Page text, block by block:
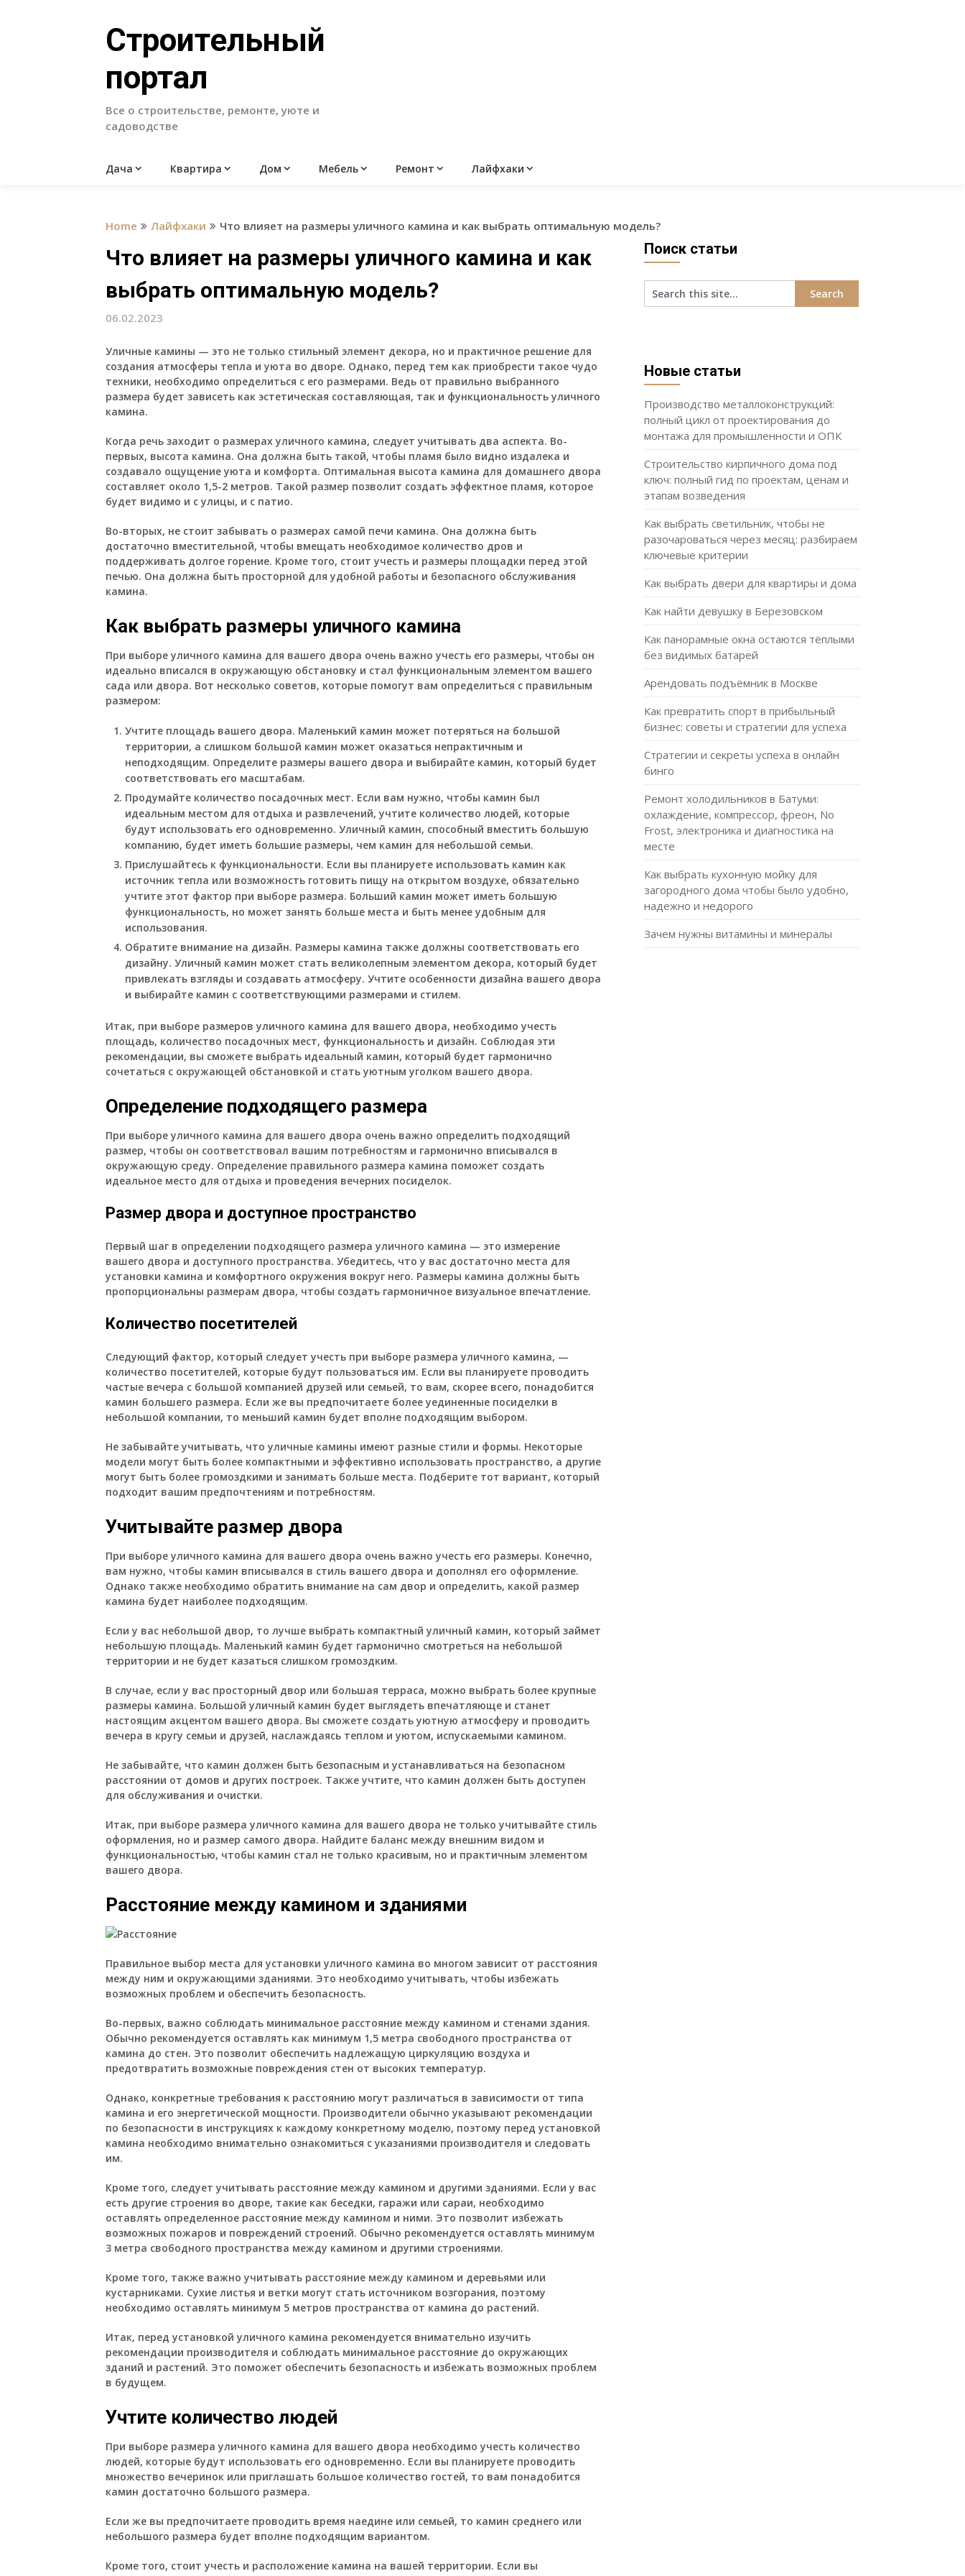
Строительный
портал
Все о строительстве, ремонте, уюте и
садоводстве
Дача Квартира Дом Мебель Ремонт Лайфхаки
Home Лайфхаки Что влияет на размеры уличного камина и как выбрать оптимальную модель?
Что влияет на размеры уличного камина и как
выбрать оптимальную модель?
06.02.2023
Уличные камины — это не только стильный элемент декора, но и практичное решение для
создания атмосферы тепла и уюта во дворе. Однако, перед тем как приобрести такое чудо
техники, необходимо определиться с его размерами. Ведь от правильно выбранного
размера будет зависеть как эстетическая составляющая, так и функциональность уличного
камина.
Когда речь заходит о размерах уличного камина, следует учитывать два аспекта. Во-
первых, высота камина. Она должна быть такой, чтобы пламя было видно издалека и
создавало ощущение уюта и комфорта. Оптимальная высота камина для домашнего двора
составляет около 1,5-2 метров. Такой размер позволит создать эффектное пламя, которое
будет видимо и с улицы, и с патио.
Во-вторых, не стоит забывать о размерах самой печи камина. Она должна быть
достаточно вместительной, чтобы вмещать необходимое количество дров и
поддерживать долгое горение. Кроме того, стоит учесть и размеры площадки перед этой
печью. Она должна быть просторной для удобной работы и безопасного обслуживания
камина.
Как выбрать размеры уличного камина
При выборе уличного камина для вашего двора очень важно учесть его размеры, чтобы он
идеально вписался в окружающую обстановку и стал функциональным элементом вашего
сада или двора. Вот несколько советов, которые помогут вам определиться с правильным
размером:
Учтите площадь вашего двора. Маленький камин может потеряться на большой
территории, а слишком большой камин может оказаться непрактичным и
неподходящим. Определите размеры вашего двора и выбирайте камин, который будет
соответствовать его масштабам.
Продумайте количество посадочных мест. Если вам нужно, чтобы камин был
идеальным местом для отдыха и развлечений, учтите количество людей, которые
будут использовать его одновременно. Уличный камин, способный вместить большую
компанию, будет иметь большие размеры, чем камин для небольшой семьи.
Прислушайтесь к функциональности. Если вы планируете использовать камин как
источник тепла или возможность готовить пищу на открытом воздухе, обязательно
учтите этот фактор при выборе размера. Больший камин может иметь большую
функциональность, но может занять больше места и быть менее удобным для
использования.
Обратите внимание на дизайн. Размеры камина также должны соответствовать его
дизайну. Уличный камин может стать великолепным элементом декора, который будет
привлекать взгляды и создавать атмосферу. Учтите особенности дизайна вашего двора
и выбирайте камин с соответствующими размерами и стилем.
Итак, при выборе размеров уличного камина для вашего двора, необходимо учесть
площадь, количество посадочных мест, функциональность и дизайн. Соблюдая эти
рекомендации, вы сможете выбрать идеальный камин, который будет гармонично
сочетаться с окружающей обстановкой и стать уютным уголком вашего двора.
Определение подходящего размера
При выборе уличного камина для вашего двора очень важно определить подходящий
размер, чтобы он соответствовал вашим потребностям и гармонично вписывался в
окружающую среду. Определение правильного размера камина поможет создать
идеальное место для отдыха и проведения вечерних посиделок.
Размер двора и доступное пространство
Первый шаг в определении подходящего размера уличного камина — это измерение
вашего двора и доступного пространства. Убедитесь, что у вас достаточно места для
установки камина и комфортного окружения вокруг него. Размеры камина должны быть
пропорциональны размерам двора, чтобы создать гармоничное визуальное впечатление.
Количество посетителей
Следующий фактор, который следует учесть при выборе размера уличного камина, —
количество посетителей, которые будут пользоваться им. Если вы планируете проводить
частые вечера с большой компанией друзей или семьей, то вам, скорее всего, понадобится
камин большего размера. Если же вы предпочитаете более уединенные посиделки в
небольшой компании, то меньший камин будет вполне подходящим выбором.
Не забывайте учитывать, что уличные камины имеют разные стили и формы. Некоторые
модели могут быть более компактными и эффективно использовать пространство, а другие
могут быть более громоздкими и занимать больше места. Подберите тот вариант, который
подходит вашим предпочтениям и потребностям.
Учитывайте размер двора
При выборе уличного камина для вашего двора очень важно учесть его размеры. Конечно,
вам нужно, чтобы камин вписывался в стиль вашего двора и дополнял его оформление.
Однако также необходимо обратить внимание на сам двор и определить, какой размер
камина будет наиболее подходящим.
Если у вас небольшой двор, то лучше выбрать компактный уличный камин, который займет
небольшую площадь. Маленький камин будет гармонично смотреться на небольшой
территории и не будет казаться слишком громоздким.
В случае, если у вас просторный двор или большая терраса, можно выбрать более крупные
размеры камина. Большой уличный камин будет выглядеть впечатляюще и станет
настоящим акцентом вашего двора. Вы сможете создать уютную атмосферу и проводить
вечера в кругу семьи и друзей, наслаждаясь теплом и уютом, испускаемыми камином.
Не забывайте, что камин должен быть безопасным и устанавливаться на безопасном
расстоянии от домов и других построек. Также учтите, что камин должен быть доступен
для обслуживания и очистки.
Итак, при выборе размера уличного камина для вашего двора не только учитывайте стиль
оформления, но и размер самого двора. Найдите баланс между внешним видом и
функциональностью, чтобы камин стал не только красивым, но и практичным элементом
вашего двора.
Расстояние между камином и зданиями
Правильное выбор места для установки уличного камина во многом зависит от расстояния
между ним и окружающими зданиями. Это необходимо учитывать, чтобы избежать
возможных проблем и обеспечить безопасность.
Во-первых, важно соблюдать минимальное расстояние между камином и стенами здания.
Обычно рекомендуется оставлять как минимум 1,5 метра свободного пространства от
камина до стен. Это позволит обеспечить надлежащую циркуляцию воздуха и
предотвратить возможные повреждения стен от высоких температур.
Однако, конкретные требования к расстоянию могут различаться в зависимости от типа
камина и его энергетической мощности. Производители обычно указывают рекомендации
по безопасности в инструкциях к каждому конкретному моделю, поэтому перед установкой
камина необходимо внимательно ознакомиться с указаниями производителя и следовать
им.
Кроме того, следует учитывать расстояние между камином и другими зданиями. Если у вас
есть другие строения во дворе, такие как беседки, гаражи или сараи, необходимо
оставлять определенное расстояние между камином и ними. Это позволит избежать
возможных пожаров и повреждений строений. Обычно рекомендуется оставлять минимум
3 метра свободного пространства между камином и другими строениями.
Кроме того, также важно учитывать расстояние между камином и деревьями или
кустарниками. Сухие листья и ветки могут стать источником возгорания, поэтому
необходимо оставлять минимум 5 метров пространства от камина до растений.
Итак, перед установкой уличного камина рекомендуется внимательно изучить
рекомендации производителя и соблюдать минимальное расстояние до окружающих
зданий и растений. Это поможет обеспечить безопасность и избежать возможных проблем
в будущем.
Учтите количество людей
При выборе размера уличного камина для вашего двора необходимо учесть количество
людей, которые будут использовать его одновременно. Если вы планируете проводить
множество вечеринок или приглашать большое количество гостей, то вам понадобится
камин достаточно большого размера.
Если же вы предпочитаете проводить время наедине или семьей, то камин среднего или
небольшого размера будет вполне подходящим вариантом.
Кроме того, стоит учесть и расположение камина на вашей территории. Если вы
Поиск статьи
Новые статьи
Производство металлоконструкций:
полный цикл от проектирования до
монтажа для промышленности и ОПК
Строительство кирпичного дома под
ключ: полный гид по проектам, ценам и
этапам возведения
Как выбрать светильник, чтобы не
разочароваться через месяц: разбираем
ключевые критерии
Как выбрать двери для квартиры и дома
Как найти девушку в Березовском
Как панорамные окна остаются тёплыми
без видимых батарей
Арендовать подъёмник в Москве
Как превратить спорт в прибыльный
бизнес: советы и стратегии для успеха
Стратегии и секреты успеха в онлайн
бинго
Ремонт холодильников в Батуми:
охлаждение, компрессор, фреон, No
Frost, электроника и диагностика на
месте
Как выбрать кухонную мойку для
загородного дома чтобы было удобно,
надежно и недорого
Зачем нужны витамины и минералы